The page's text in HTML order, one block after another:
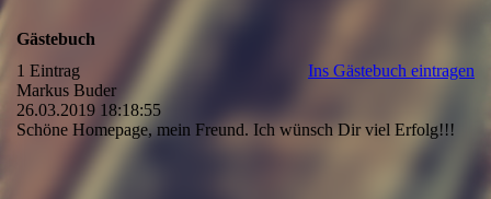
Gästebuch
1 Eintrag
Ins Gästebuch eintragen
Markus Buder
26.03.2019 18:18:55
Schöne Homepage, mein Freund. Ich wünsch Dir viel Erfolg!!!